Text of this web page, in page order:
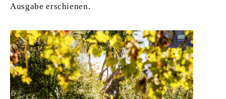
Ausgabe erschienen.